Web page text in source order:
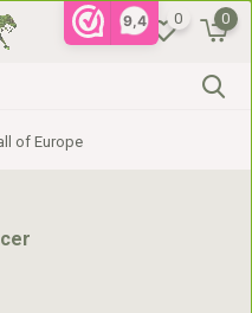
9,4 0 0
of Europe